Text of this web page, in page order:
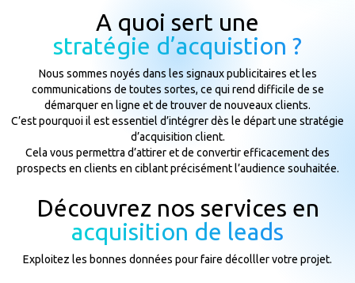
A quoi sert une
stratégie d’acquistion ?
Nous sommes noyés dans les signaux publicitaires et les
communications de toutes sortes, ce qui rend difficile de se
démarquer en ligne et de trouver de nouveaux clients.
C’est pourquoi il est essentiel d’intégrer dès le départ une stratégie
d’acquisition client.
Cela vous permettra d’attirer et de convertir efficacement des
prospects en clients en ciblant précisément l’audience souhaitée.
Découvrez nos services en
acquisition de leads
Exploitez les bonnes données pour faire décolller votre projet.